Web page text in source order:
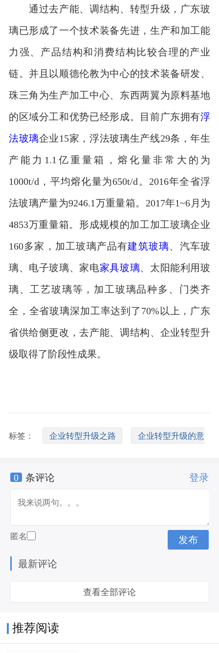
通过去产能、调结构、转型升级，广东玻
璃已形成了一个技术装备先进，生产和加工能
力强、产品结构和消费结构比较合理的产业
链。并且以顺德伦教为中心的技术装备研发、
珠三角为生产加工中心、东西两翼为原料基地
的区域分工和优势已经形成。目前广东拥有浮
法玻璃企业15家，浮法玻璃生产线29条，年生
产能力1.1亿重量箱，熔化量非常大的为
1000t/d，平均熔化量为650t/d。2016年全省浮
法玻璃产量为9246.1万重量箱。2017年1~6月为
4853万重量箱。形成规模的加工加工玻璃企业
160多家，加工玻璃产品有建筑玻璃 、汽车玻
璃、电子玻璃、家电 家具玻璃 、太阳能利用玻
璃、工艺玻璃等，加工玻璃品种多、门类齐
全，全省玻璃深加工率达到了70%以上，广东
省供给侧更改，去产能、调结构、企业转型升
级取得了阶段性成果。
标签： 企业转型升级之路 企业转型升级的意
义 传统行业转型升级
0 条评论 登录
匿名
最新评论
查看全部评论
推荐阅读